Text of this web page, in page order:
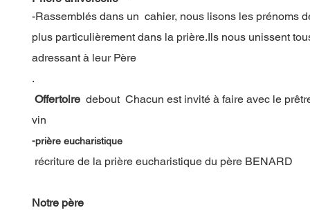
-Rassemblés dans un cahier, nous lisons les prénoms
plus particulièrement dans la prière.Ils nous unissent
adressant à leur Père
.
Offertoire debout Chacun est invité à faire avec le
vin
-prière eucharistique
récriture de la prière eucharistique du père BENARD
Notre père